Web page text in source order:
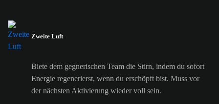
Zweite Luft
Biete dem gegnerischen Team die Stirn, indem du sofort
Energie regenerierst, wenn du erschöpft bist. Muss vor
der nächsten Aktivierung wieder voll sein.